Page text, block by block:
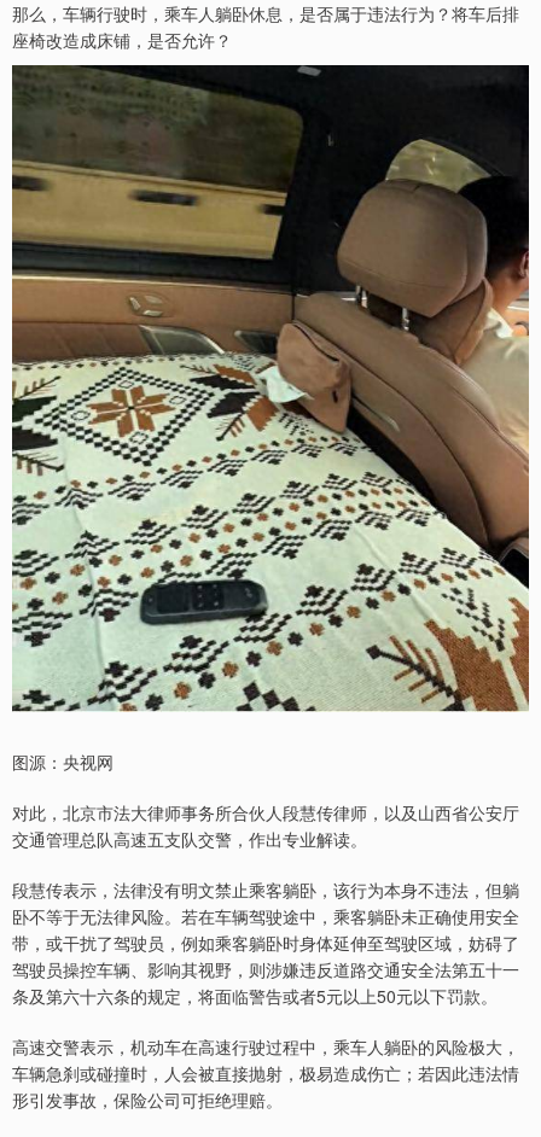
那么，车辆行驶时，乘车人躺卧休息，是否属于违法行为？将车后排
座椅改造成床铺，是否允许？
图源：央视网
对此，北京市法大律师事务所合伙人段慧传律师，以及山西省公安厅
交通管理总队高速五支队交警，作出专业解读。
段慧传表示，法律没有明文禁止乘客躺卧，该行为本身不违法，但躺
卧不等于无法律风险。若在车辆驾驶途中，乘客躺卧未正确使用安全
带，或干扰了驾驶员，例如乘客躺卧时身体延伸至驾驶区域，妨碍了
驾驶员操控车辆、影响其视野，则涉嫌违反道路交通安全法第五十一
条及第六十六条的规定，将面临警告或者5元以上50元以下罚款。
高速交警表示，机动车在高速行驶过程中，乘车人躺卧的风险极大，
车辆急刹或碰撞时，人会被直接抛射，极易造成伤亡；若因此违法情
形引发事故，保险公司可拒绝理赔。